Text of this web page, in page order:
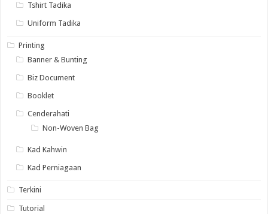
Tshirt Tadika
Uniform Tadika
Printing
Banner & Bunting
Biz Document
Booklet
Cenderahati
Non-Woven Bag
Kad Kahwin
Kad Perniagaan
Terkini
Tutorial